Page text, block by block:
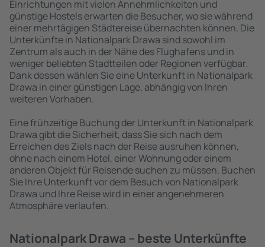
Einrichtungen mit vielen Annehmlichkeiten und
günstige Hostels erwarten die Besucher, wo sie während
einer mehrtägigen Städtereise übernachten können. Die
Unterkünfte in Nationalpark Drawa sind sowohl im
Zentrum als auch in der Nähe des Flughafens und in
weniger beliebten Stadtteilen oder Regionen verfügbar.
Dank dessen wählen Sie eine Unterkunft in Nationalpark
Drawa in einer günstigen Lage, abhängig von Ihren
weiteren Vorhaben.
Eine frühzeitige Buchung der Unterkunft in Nationalpark
Drawa gibt die Sicherheit, dass Sie sich nach dem
Erreichen des Ziels nach der Reise ausruhen können,
ohne nach einem Hotel, einer Wohnung oder einem
anderen Objekt für Reisende suchen zu müssen. Buchen
Sie Ihre Unterkunft vor dem Besuch von Nationalpark
Drawa und Ihre Reise wird in einer angenehmeren
Atmosphäre verlaufen.
Nationalpark Drawa – beste Unterkünfte